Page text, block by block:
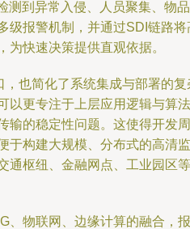
测到异常入侵、人员聚集、物品
级报警机制，并通过SDI链路将
为快速决策提供直观依据。
也简化了系统集成与部署的复
以更专注于上层应用逻辑与算法
输的稳定性问题。这使得开发周
于构建大规模、分布式的高清监
通枢纽、金融网点、工业园区等
、物联网、边缘计算的融合，报